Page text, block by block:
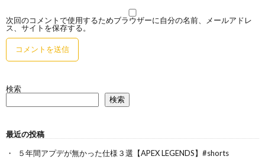
次回のコメントで使用するためブラウザーに自分の名前、メールアドレ
ス、サイトを保存する。
検索
検索
最近の投稿
５年間アプデが無かった仕様３選【APEX LEGENDS】#shorts